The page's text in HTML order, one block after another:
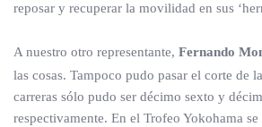
reposar y recuperar la movilidad en sus
A nuestro otro representante, Fernando
las cosas. Tampoco pudo pasar el corte de
carreras sólo pudo ser décimo sexto y
respectivamente. En el Trofeo Yokohama